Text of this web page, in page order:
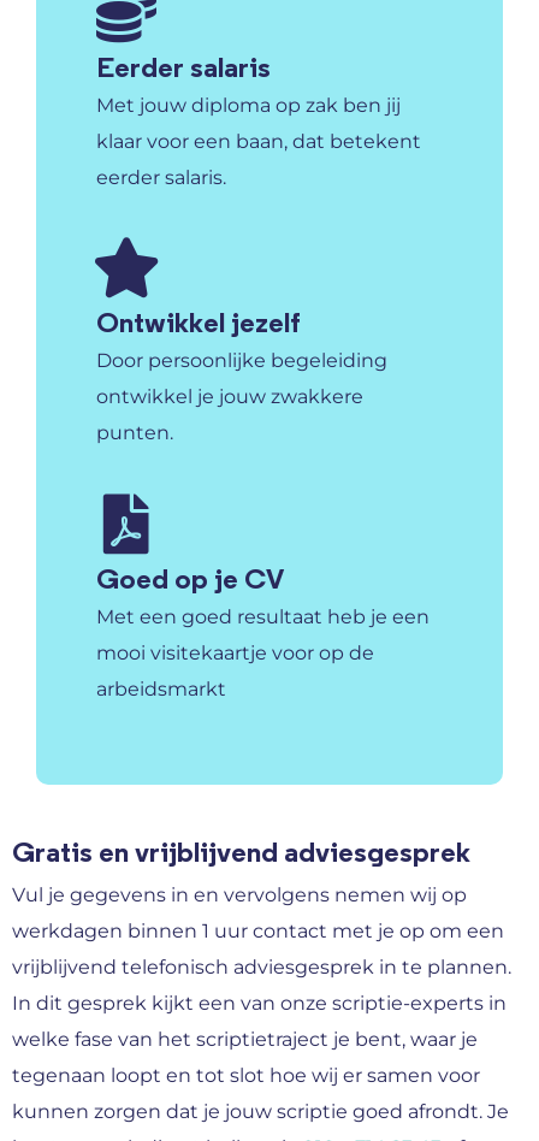
Eerder salaris
Met jouw diploma op zak ben jij
klaar voor een baan, dat betekent
eerder salaris.
Ontwikkel jezelf
Door persoonlijke begeleiding
ontwikkel je jouw zwakkere
punten.
Goed op je CV
Met een goed resultaat heb je een
mooi visitekaartje voor op de
arbeidsmarkt
Gratis en vrijblijvend adviesgesprek
Vul je gegevens in en vervolgens nemen wij op
werkdagen binnen 1 uur contact met je op om een
vrijblijvend telefonisch adviesgesprek in te plannen.
In dit gesprek kijkt een van onze scriptie-experts in
welke fase van het scriptietraject je bent, waar je
tegenaan loopt en tot slot hoe wij er samen voor
kunnen zorgen dat je jouw scriptie goed afrondt. Je